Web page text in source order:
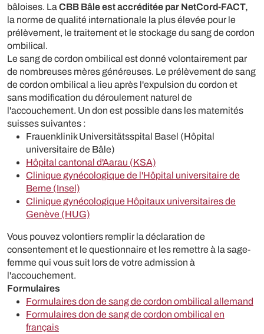
bâloises. La CBB Bâle est accréditée par NetCord-FACT,
la norme de qualité internationale la plus élevée pour le
prélèvement, le traitement et le stockage du sang de cordon
ombilical.
Le sang de cordon ombilical est donné volontairement par
de nombreuses mères généreuses. Le prélèvement de sang
de cordon ombilical a lieu après l'expulsion du cordon et
sans modification du déroulement naturel de
l'accouchement. Un don est possible dans les maternités
suisses suivantes :
Frauenklinik Universitätsspital Basel (Hôpital
universitaire de Bâle)
Hôpital cantonal d'Aarau (KSA)
Clinique gynécologique de l'Hôpital universitaire de
Berne (Insel)
Clinique gynécologique Hôpitaux universitaires de
Genève (HUG)
Vous pouvez volontiers remplir la déclaration de
consentement et le questionnaire et les remettre à la sage-
femme qui vous suit lors de votre admission à
l'accouchement.
Formulaires
Formulaires don de sang de cordon ombilical allemand
Formulaires don de sang de cordon ombilical en
français